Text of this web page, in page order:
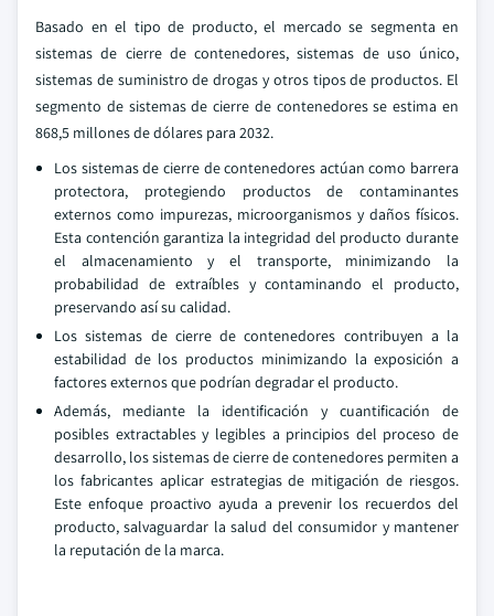
Basado en el tipo de producto, el mercado se segmenta en
sistemas de cierre de contenedores, sistemas de uso único,
sistemas de suministro de drogas y otros tipos de productos. El
segmento de sistemas de cierre de contenedores se estima en
868,5 millones de dólares para 2032.
Los sistemas de cierre de contenedores actúan como barrera
protectora, protegiendo productos de contaminantes
externos como impurezas, microorganismos y daños físicos.
Esta contención garantiza la integridad del producto durante
el almacenamiento y el transporte, minimizando la
probabilidad de extraíbles y contaminando el producto,
preservando así su calidad.
Los sistemas de cierre de contenedores contribuyen a la
estabilidad de los productos minimizando la exposición a
factores externos que podrían degradar el producto.
Además, mediante la identificación y cuantificación de
posibles extractables y legibles a principios del proceso de
desarrollo, los sistemas de cierre de contenedores permiten a
los fabricantes aplicar estrategias de mitigación de riesgos.
Este enfoque proactivo ayuda a prevenir los recuerdos del
producto, salvaguardar la salud del consumidor y mantener
la reputación de la marca.